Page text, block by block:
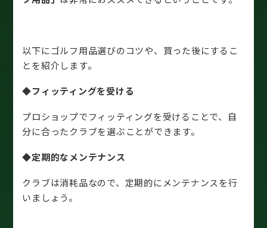
以下にゴルフ用品選びのコツや、買った後にするこ
とを紹介します。
◆フィッティングを受ける
プロショップでフィッティングを受けることで、自
分に合ったクラブを選ぶことができます。
◆定期的なメンテナンス
クラブは消耗品なので、定期的にメンテナンスを行
いましょう。